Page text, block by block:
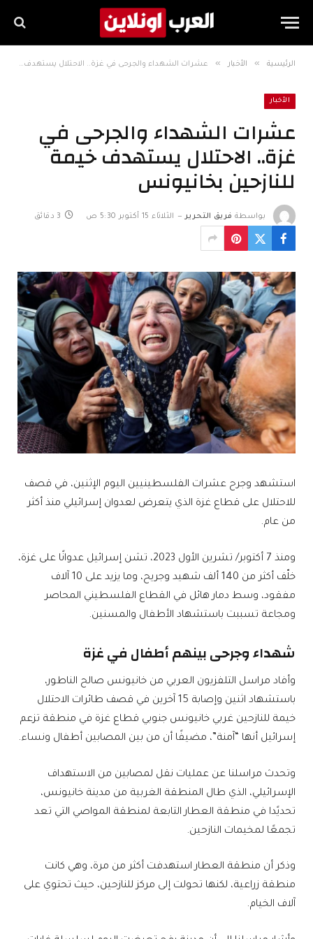
الرئيسية » الأخبار » عشرات الشهداء والجرحى في غزة.. الاحتلال يستهدف خيمة للنازحين بخانيونس
الأخبار
عشرات الشهداء والجرحى في
غزة.. الاحتلال يستهدف خيمة
للنازحين بخانيونس
بواسطة فريق التحرير الثلاثاء 15 أكتوبر 5:30 ص 3 دقائق
استشهد وجرح عشرات الفلسطينيين اليوم الإثنين، في قصف
للاحتلال على قطاع غزة الذي يتعرض لعدوان إسرائيلي منذ أكثر
من عام.
ومنذ 7 أكتوبر/ تشرين الأول 2023، تشن إسرائيل عدوانًا على غزة،
خلّف أكثر من 140 ألف شهيد وجريح، وما يزيد على 10 آلاف
مفقود، وسط دمار هائل في القطاع الفلسطيني المحاصر
ومجاعة تسببت باستشهاد الأطفال والمسنين.
شهداء وجرحى بينهم أطفال في غزة
وأفاد مراسل التلفزيون العربي من خانيونس صالح الناطور،
باستشهاد اثنين وإصابة 15 آخرين في قصف طائرات الاحتلال
خيمة للنازحين غربي خانيونس جنوبي قطاع غزة في منطقة تزعم
إسرائيل أنها “آمنة”، مضيفًا أن من بين المصابين أطفال ونساء.
وتحدث مراسلنا عن عمليات نقل لمصابين من الاستهداف
الإسرائيلي، الذي طال المنطقة الغربية من مدينة خانيونس،
تحديًدا في منطقة العطار التابعة لمنطقة المواصي التي تعد
تجمعًا لمخيمات النازحين.
وذكر أن منطقة العطار استهدفت أكثر من مرة، وهي كانت
منطقة زراعية، لكنها تحولت إلى مركز للنازحين، حيث تحتوي على
آلاف الخيام.